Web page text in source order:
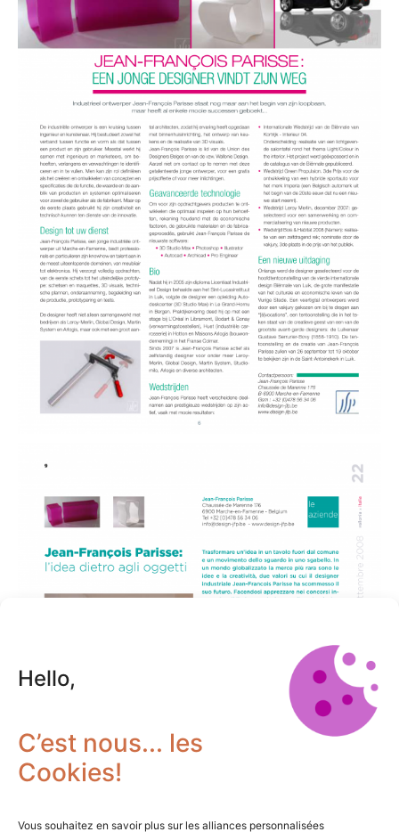
Hello,
C’est nous... les
Cookies!
Vous souhaitez en savoir plus sur les alliances personnalisées